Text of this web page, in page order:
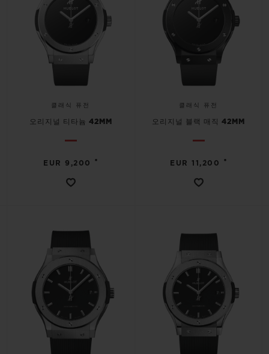
클래식 퓨전
오리지널 티타늄 42MM
EUR 9,200 •
클래식 퓨전
오리지널 블랙 매직 42MM
EUR 11,200 •
연락처